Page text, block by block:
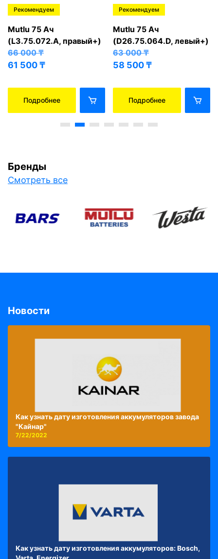
Рекомендуем
Mutlu 75 Ач
(L3.75.072.A, правый+)
66 000₸
61 500₸
Подробнее
Рекомендуем
Mutlu 75 Ач
(D26.75.064.D, левый+)
63 000₸
58 500₸
Подробнее
Бренды
Смотреть все
Новости
Как узнать дату изготовления аккумуляторов завода
"Кайнар"
7/22/2022
Как узнать дату изготовления аккумуляторов: Bosch,